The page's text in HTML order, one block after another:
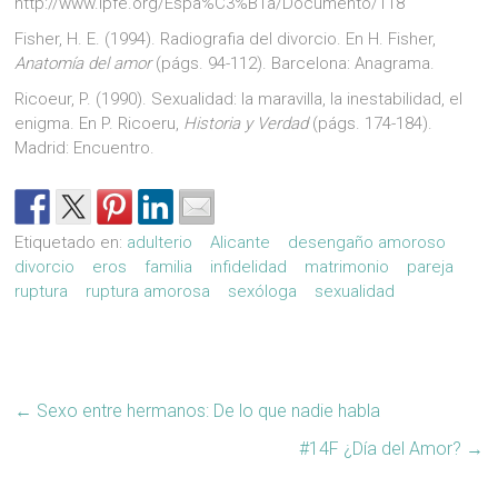
Fisher, H. E. (1994). Radiografia del divorcio. En H. Fisher,
Anatomía del amor(págs. 94-112). Barcelona: Anagrama.
Ricoeur, P. (1990). Sexualidad: la maravilla, la inestabilidad, el
enigma. En P. Ricoeru, Historia y Verdad(págs. 174-184).
Madrid: Encuentro.
Etiquetado en: adulterio Alicante
desengaño amoroso
divorcio
eros familia infidelidad matrimonio
pareja
ruptura
ruptura amorosa sexóloga sexualidad
← Sexo entre hermanos: De lo que nadie habla
#14F ¿Día del Amor? →